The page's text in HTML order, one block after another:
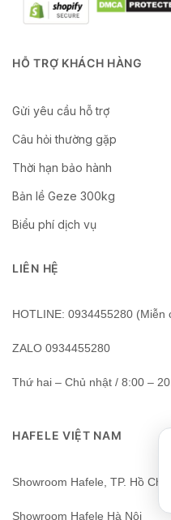
HỖ TRỢ KHÁCH HÀNG
Gửi yêu cầu hỗ trợ
Câu hỏi thường gặp
Thời hạn bảo hành
Bản lề Geze 300kg
Biểu phí dịch vụ
LIÊN HỆ
HOTLINE: 0934455280 (Miễn
ZALO 0934455280
Thứ hai – Chủ nhật / 8:00 –
HAFELE VIỆT NAM
Showroom Hafele, TP. Hồ Chí
Showroom Hafele Hà Nội